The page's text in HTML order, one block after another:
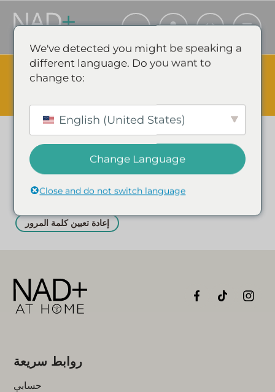
The Summer Sale is Live.Save up to 45% - Try for less or
نسيت كلمة مرورك؟ فضلًا أدخل اسم المستخدم أو البريد الإلكتروني
المسجل لدينا. سوف تستلم رابطاً لإنشاء كلمة مرور جديدة عبر بريدك
اسم المستخدم أو البريد الإلكتروني
إعادة تعيين كلمة المرور
روابط سريعة
حسابي
We've detected you might be speaking a
different language. Do you want to
change to:
English (United States)
Change Language
Close and do not switch language